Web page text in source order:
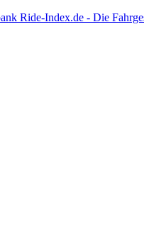
Ride-Index.de - Die